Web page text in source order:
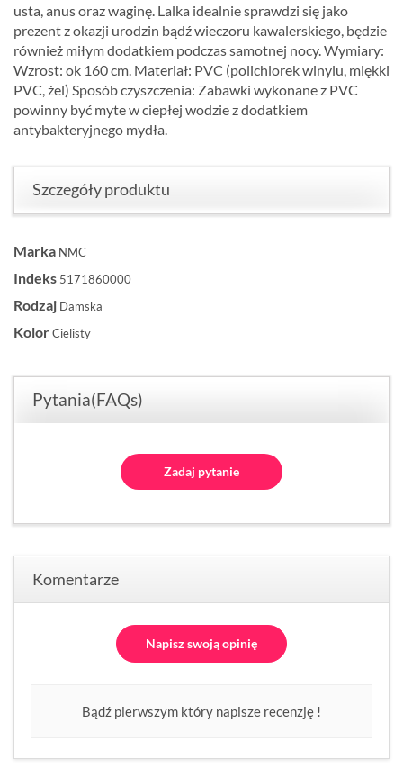
usta, anus oraz waginę. Lalka idealnie sprawdzi się jako
prezent z okazji urodzin bądź wieczoru kawalerskiego, będzie
również miłym dodatkiem podczas samotnej nocy. Wymiary:
Wzrost: ok 160 cm. Materiał: PVC (polichlorek winylu, miękki
PVC, żel) Sposób czyszczenia: Zabawki wykonane z PVC
powinny być myte w ciepłej wodzie z dodatkiem
antybakteryjnego mydła.
Szczegóły produktu
Marka NMC
Indeks 5171860000
Rodzaj Damska
KolorCielisty
Pytania(FAQs)
Zadaj pytanie
Komentarze
Napisz swoją opinię
Bądź pierwszym który napisze recenzję !